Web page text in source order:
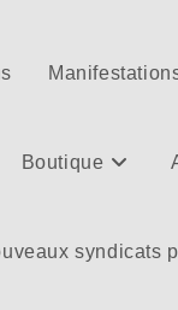
Boutique
syndicats